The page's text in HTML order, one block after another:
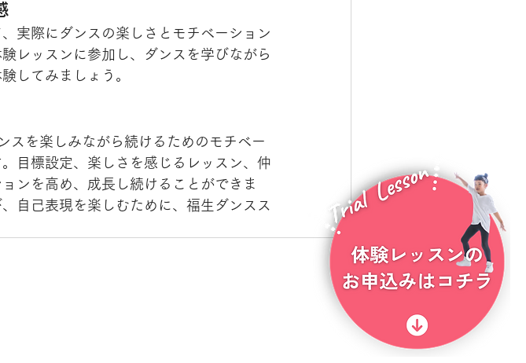
実際にダンスの楽しさとモチベーション
レッスンに参加し、ダンスを学びながら
してみましょう。
スを楽しみながら続けるためのモチベー
目標設定、楽しさを感じるレッスン、仲
ンを高め、成長し続けることができま
自己表現を楽しむために、福生ダンスス